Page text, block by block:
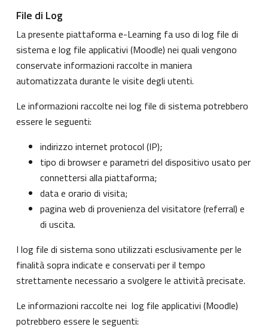
File di Log
La presente piattaforma e-Learning fa uso di log file di
sistema e log file applicativi (Moodle) nei quali vengono
conservate informazioni raccolte in maniera
automatizzata durante le visite degli utenti.
Le informazioni raccolte nei log file di sistema potrebbero
essere le seguenti:
indirizzo internet protocol (IP);
tipo di browser e parametri del dispositivo usato per
connettersi alla piattaforma;
data e orario di visita;
pagina web di provenienza del visitatore (referral) e
di uscita.
I log file di sistema sono utilizzati esclusivamente per le
finalità sopra indicate e conservati per il tempo
strettamente necessario a svolgere le attività precisate.
Le informazioni raccolte nei log file applicativi (Moodle)
potrebbero essere le seguenti: